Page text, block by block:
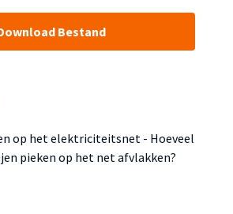
Bestand
op het elektriciteitsnet - Hoeveel
pieken op het net afvlakken?